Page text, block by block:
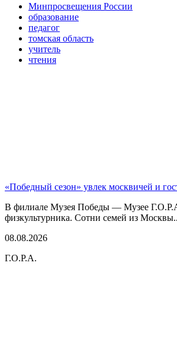
Минпросвещения России
образование
педагог
томская область
учитель
чтения
«Победный сезон» увлек москвичей и
В филиале Музея Победы — Музее
физкультурника. Сотни семей из
08.08.2026
Г.О.Р.А.